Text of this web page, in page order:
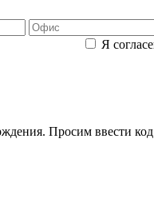
Я
Просим ввести